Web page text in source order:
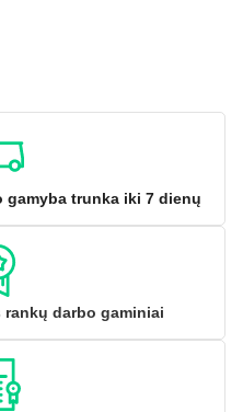
gamyba trunka iki 7 dienų
darbo gaminiai